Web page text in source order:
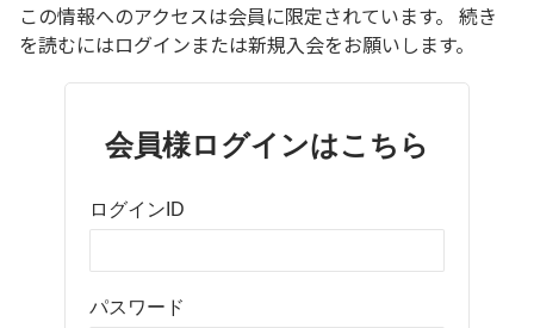
この情報へのアクセスは会員に限定されています。 続き
を読むにはログインまたは新規入会をお願いします。
会員様ログインはこちら
ログインID
パスワード